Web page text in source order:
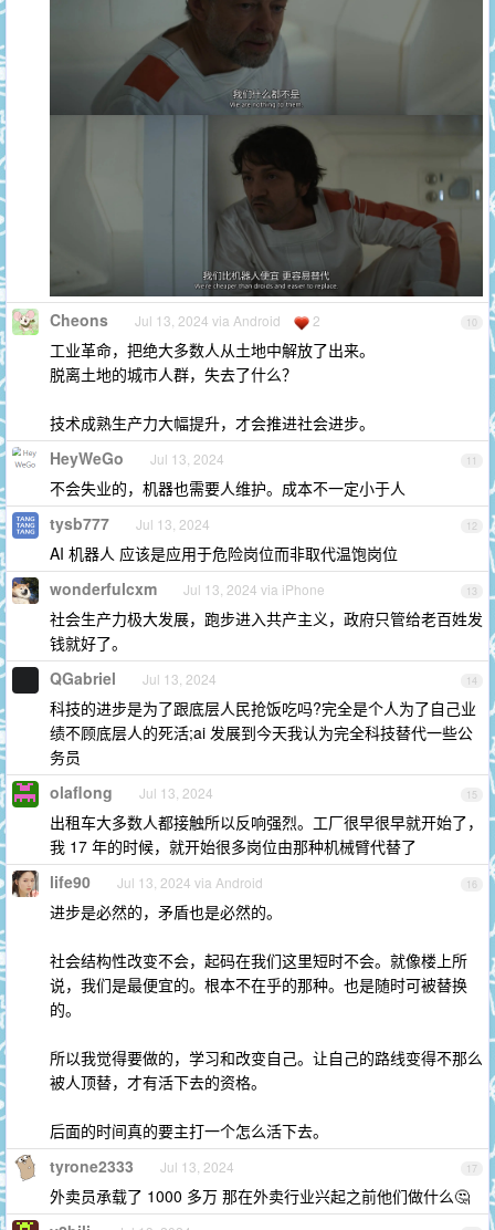
10
Cheons Jul 13, 2024 via Android 2
工业革命，把绝大多数人从土地中解放了出来。
脱离土地的城市人群，失去了什么？
技术成熟生产力大幅提升，才会推进社会进步。
11
HeyWeGo Jul 13, 2024
不会失业的，机器也需要人维护。成本不一定小于人
12
tysb777 Jul 13, 2024
AI 机器人 应该是应用于危险岗位而非取代温饱岗位
13
wonderfulcxm Jul 13, 2024 via iPhone
社会生产力极大发展，跑步进入共产主义，政府只管给老百姓发
钱就好了。
14
QGabriel Jul 13, 2024
科技的进步是为了跟底层人民抢饭吃吗?完全是个人为了自己业
绩不顾底层人的死活;ai 发展到今天我认为完全科技替代一些公
务员
15
olaflong Jul 13, 2024
出租车大多数人都接触所以反响强烈。工厂很早很早就开始了，
我 17 年的时候，就开始很多岗位由那种机械臂代替了
16
life90 Jul 13, 2024 via Android
进步是必然的，矛盾也是必然的。
社会结构性改变不会，起码在我们这里短时不会。就像楼上所
说，我们是最便宜的。根本不在乎的那种。也是随时可被替换
的。
所以我觉得要做的，学习和改变自己。让自己的路线变得不那么
被人顶替，才有活下去的资格。
后面的时间真的要主打一个怎么活下去。
17
tyrone2333 Jul 13, 2024
外卖员承载了 1000 多万 那在外卖行业兴起之前他们做什么🤔